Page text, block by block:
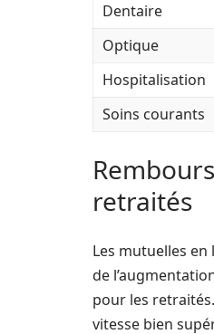
Dentaire
Optique
Hospitalisation
Soins courants
retraités
Les mutuelles
de
pour les
vitesse bien